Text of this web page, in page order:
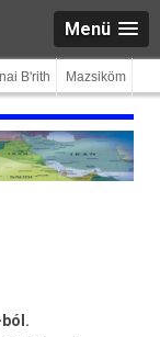
Menü
B'rith Mazsiköm